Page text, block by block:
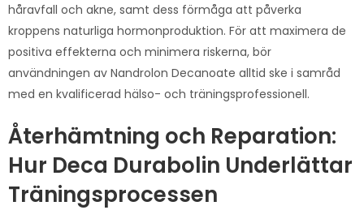
håravfall och akne, samt dess förmåga att påverka
kroppens naturliga hormonproduktion. För att maximera de
positiva effekterna och minimera riskerna, bör
användningen av Nandrolon Decanoate alltid ske i samråd
med en kvalificerad hälso- och träningsprofessionell.
Återhämtning och Reparation:
Hur Deca Durabolin Underlättar
Träningsprocessen